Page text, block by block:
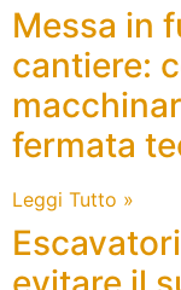
Messa in
cantiere:
fermata
Leggi Tutto »